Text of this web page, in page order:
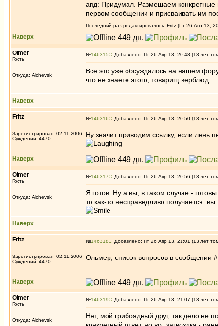
апд: Придумал. Размещаем конкретные
первом сообщении и присваивать им
Последний раз редактировалось: Fritz (Пт 26 Апр 13,
Наверх
Olmer
Гость
Откуда: Alchevsk
№146315 Добавлено: Пт 26 Апр 13, 20:48 (13 лет
Все это уже обсуждалось на нашем
что не знаете этого, товарищ верблюд.
Наверх
Fritz
Зарегистрирован: 02.11.2006
Суждений: 4470
№146316 Добавлено: Пт 26 Апр 13, 20:50 (13 лет
Ну значит приводим ссылку, если лень
Наверх
Olmer
Гость
Откуда: Alchevsk
№146317 Добавлено: Пт 26 Апр 13, 20:56 (13 лет
Я готов. Ну а вы, в таком случае -
то как-то несправедливо получается:
Наверх
Fritz
Зарегистрирован: 02.11.2006
Суждений: 4470
№146318 Добавлено: Пт 26 Апр 13, 21:01 (13 лет
Ольмер, список вопросов в сообщении
Наверх
Olmer
Гость
Откуда: Alchevsk
№146319 Добавлено: Пт 26 Апр 13, 21:07 (13 лет
Нет, мой грибоядный друг, так дело не